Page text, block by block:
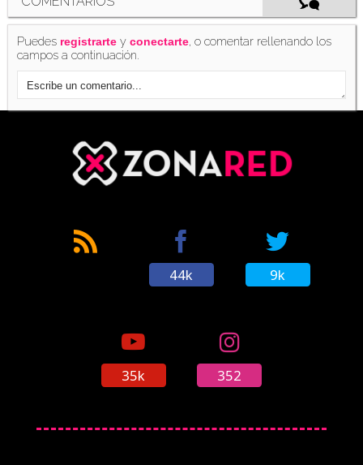
Puedes registrarte yconectarte, o comentar rellenando los
campos a continuación.
44k 9k
35k 352